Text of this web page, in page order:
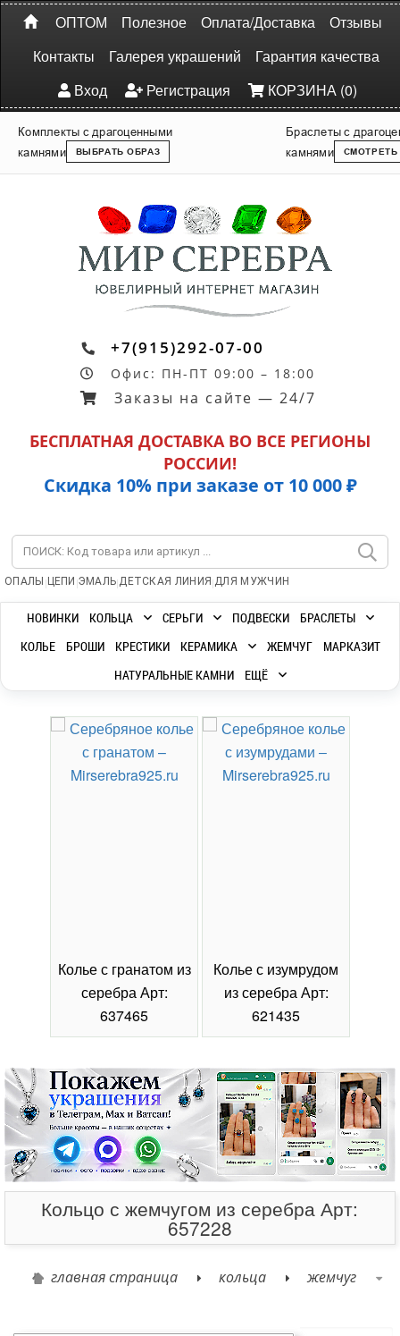
ОПТОМ Полезное Оплата/Доставка
Отзывы
Контакты
Галерея украшений
Гарантия качества
Вход
Регистрация КОРЗИНА (0)
Комплекты с драгоценными
камнями
ВЫБРАТЬ ОБРАЗ
Браслеты с
камнями
СМОТРЕТЬ
+7(915)292-07-00
Офис: ПН-ПТ 09:00 – 18:00
Заказы на сайте — 24/7
БЕСПЛАТНАЯ ДОСТАВКА ВО ВСЕ РЕГИОНЫ
РОССИИ!
Скидка 10% при заказе от 10 000 ₽
ОПАЛЫ | ЦЕПИ |ЭМАЛЬ|ДЕТСКАЯ ЛИНИЯ |ДЛЯ МУЖЧИН
НОВИНКИ КОЛЬЦА СЕРЬГИ ПОДВЕСКИ
БРАСЛЕТЫ
КОЛЬЕ
БРОШИ КРЕСТИКИ КЕРАМИКА ЖЕМЧУГ
МАРКАЗИТ
НАТУРАЛЬНЫЕ КАМНИ
ЕЩЁ
Колье с гранатом из
серебра Арт:
637465
Колье с изумрудом
из серебра Арт:
621435
Кольцо с жемчугом из серебра Арт:
657228
главная страница кольца жемчуг